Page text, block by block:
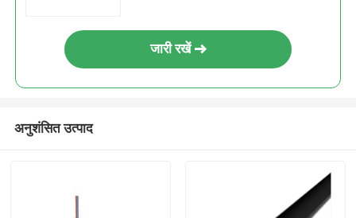
जारी रखें
अनुशंसित उत्पाद